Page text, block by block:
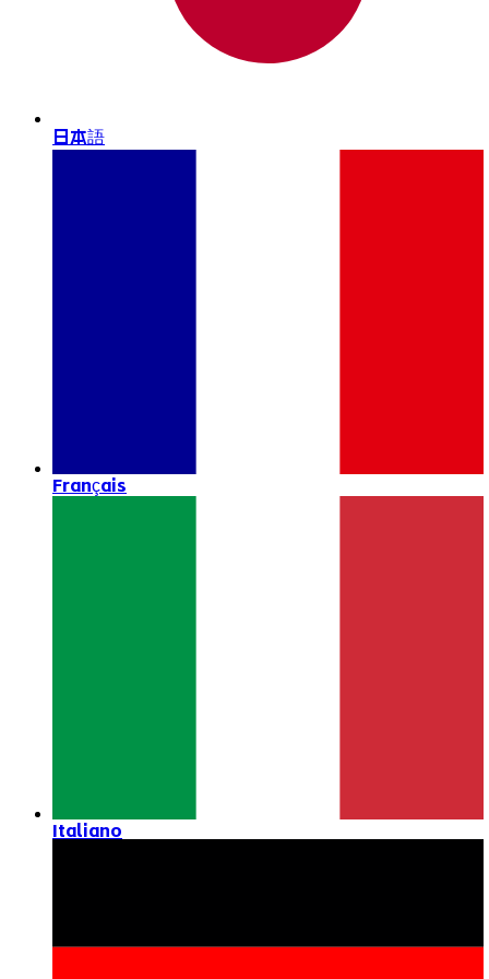
日本語
Français
Italiano